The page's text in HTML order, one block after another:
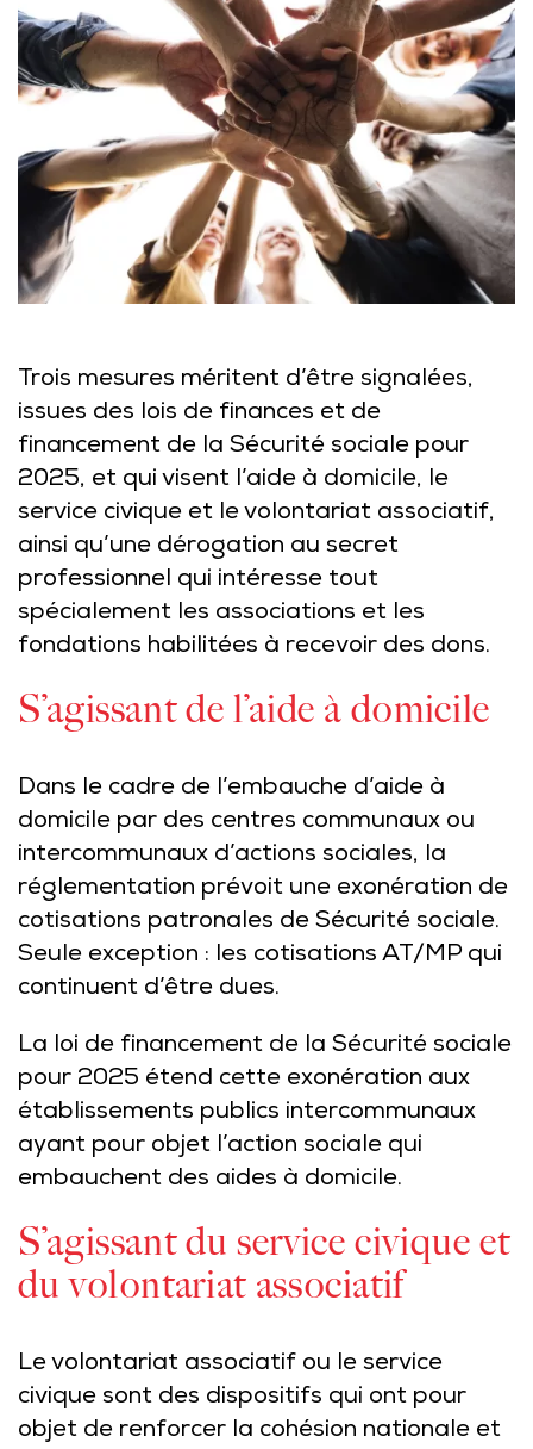
Trois mesures méritent d’être signalées,
issues des lois de finances et de
financement de la Sécurité sociale pour
2025, et qui visent l’aide à domicile, le
service civique et le volontariat associatif,
ainsi qu’une dérogation au secret
professionnel qui intéresse tout
spécialement les associations et les
fondations habilitées à recevoir des dons.
S’agissant de l’aide à domicile
Dans le cadre de l’embauche d’aide à
domicile par des centres communaux ou
intercommunaux d’actions sociales, la
réglementation prévoit une exonération de
cotisations patronales de Sécurité sociale.
Seule exception : les cotisations AT/MP qui
continuent d’être dues.
La loi de financement de la Sécurité sociale
pour 2025 étend cette exonération aux
établissements publics intercommunaux
ayant pour objet l’action sociale qui
embauchent des aides à domicile.
S’agissant du service civique et
du volontariat associatif
Le volontariat associatif ou le service
civique sont des dispositifs qui ont pour
objet de renforcer la cohésion nationale et